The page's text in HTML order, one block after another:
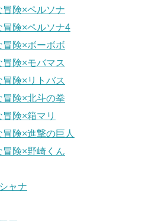
冒険×ペルソナ
冒険×ペルソナ4
冒険×ボーボボ
険×モバマス
険×リトバス
冒険×北斗の拳
険×箱マリ
険×進撃の巨人
冒険×野崎くん
ャナ